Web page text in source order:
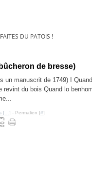
FAITES DU PATOIS !
de bresse)
un manuscrit de 1749) I
revint du bois Quand lo
[ ] - Permalien [#]